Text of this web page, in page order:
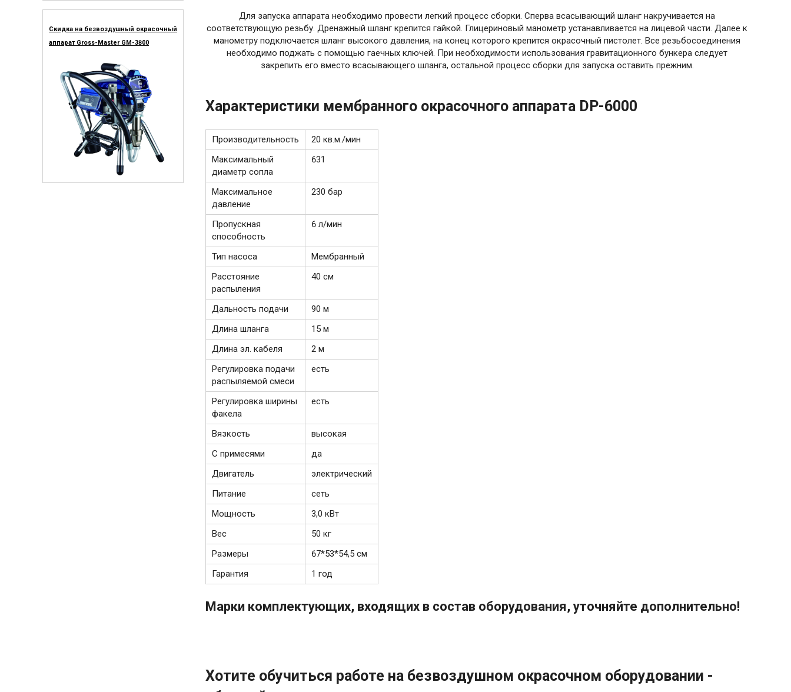
Скидка на безвоздушный окрасочный
аппарат Gross-Master GM-3800
Для запуска аппарата необходимо провести легкий процесс сборки. Сперва всасывающий шланг накручивается на
соответствующую резьбу. Дренажный шланг крепится гайкой. Глицериновый манометр устанавливается на лицевой части. Далее к
манометру подключается шланг высокого давления, на конец которого крепится окрасочный пистолет. Все резьбосоединения
необходимо поджать с помощью гаечных ключей. При необходимости использования гравитационного бункера следует
закрепить его вместо всасывающего шланга, остальной процесс сборки для запуска оставить прежним.
Характеристики мембранного окрасочного аппарата DP-6000
Производительность
20 кв.м./мин
Максимальный
диаметр сопла
631
Максимальное
давление
230 бар
Пропускная
способность
6 л/мин
Тип насоса
Мембранный
Расстояние
распыления
40 см
Дальность подачи
90 м
Длина шланга
15 м
Длина эл. кабеля
2 м
Регулировка подачи
распыляемой смеси
есть
Регулировка ширины
факела
есть
Вязкость
высокая
С примесями
да
Двигатель
электрический
Питание
сеть
Мощность
3,0 кВт
Вес
50 кг
Размеры
67*53*54,5 см
Гарантия
1 год
Марки комплектующих, входящих в состав оборудования, уточняйте дополнительно!
Хотите обучиться работе на безвоздушном окрасочном оборудовании -